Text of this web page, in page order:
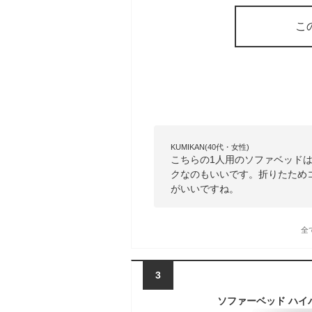
こ
KUMIKAN(40代・女性)
こちらの1人用のソファベッド
クなのもいいです。折りたた
がいいですね。
全
3